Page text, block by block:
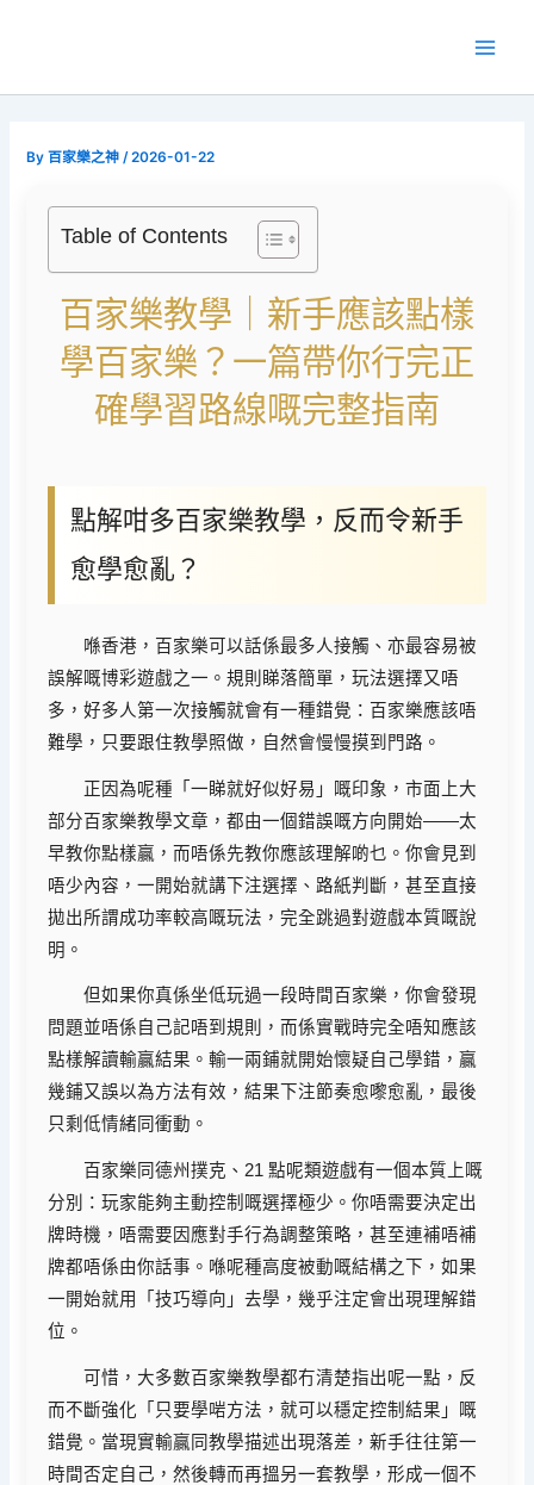
By百家樂之神 /2026-01-22
Table of Contents
百家樂教學｜新手應該點樣
學百家樂？一篇帶你行完正
確學習路線嘅完整指南
點解咁多百家樂教學，反而令新手
愈學愈亂？
喺香港，百家樂可以話係最多人接觸、亦最容易被
誤解嘅博彩遊戲之一。規則睇落簡單，玩法選擇又唔
多，好多人第一次接觸就會有一種錯覺：百家樂應該唔
難學，只要跟住教學照做，自然會慢慢摸到門路。
正因為呢種「一睇就好似好易」嘅印象，市面上大
部分百家樂教學文章，都由一個錯誤嘅方向開始——太
早教你點樣贏，而唔係先教你應該理解啲乜。你會見到
唔少內容，一開始就講下注選擇、路紙判斷，甚至直接
拋出所謂成功率較高嘅玩法，完全跳過對遊戲本質嘅說
明。
但如果你真係坐低玩過一段時間百家樂，你會發現
問題並唔係自己記唔到規則，而係實戰時完全唔知應該
點樣解讀輸贏結果。輸一兩鋪就開始懷疑自己學錯，贏
幾鋪又誤以為方法有效，結果下注節奏愈嚟愈亂，最後
只剩低情緒同衝動。
百家樂同德州撲克、21 點呢類遊戲有一個本質上嘅
分別：玩家能夠主動控制嘅選擇極少。你唔需要決定出
牌時機，唔需要因應對手行為調整策略，甚至連補唔補
牌都唔係由你話事。喺呢種高度被動嘅結構之下，如果
一開始就用「技巧導向」去學，幾乎注定會出現理解錯
位。
可惜，大多數百家樂教學都冇清楚指出呢一點，反
而不斷強化「只要學啱方法，就可以穩定控制結果」嘅
錯覺。當現實輸贏同教學描述出現落差，新手往往第一
時間否定自己，然後轉而再搵另一套教學，形成一個不